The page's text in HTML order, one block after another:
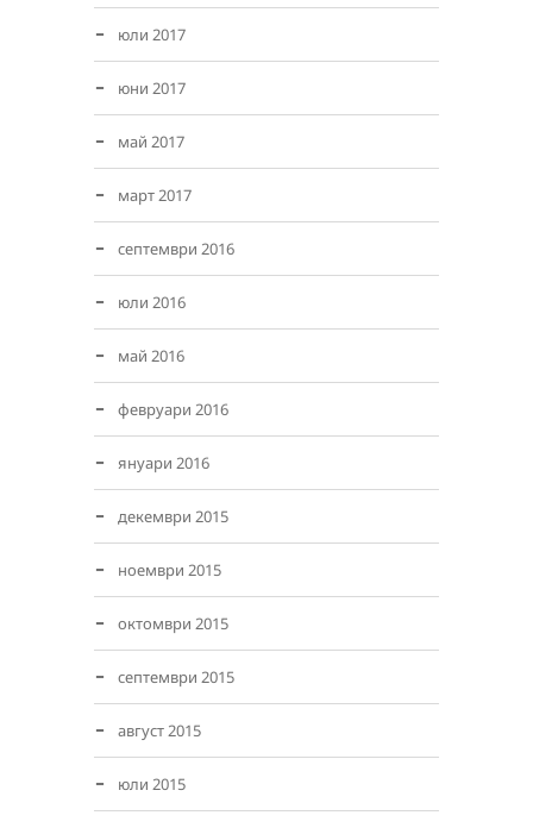
юли 2017
юни 2017
май 2017
март 2017
септември 2016
юли 2016
май 2016
февруари 2016
януари 2016
декември 2015
ноември 2015
октомври 2015
септември 2015
август 2015
юли 2015